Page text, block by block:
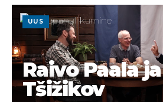
UUS
Raivo Paala
Tšižikov